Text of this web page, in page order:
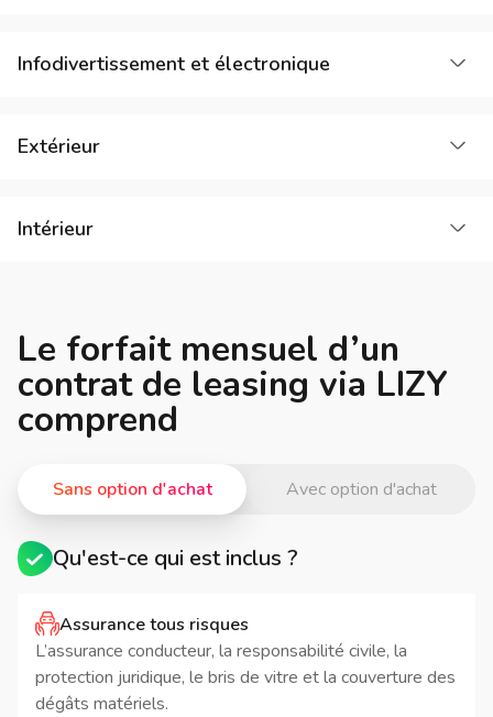
Infodivertissement et électronique
Extérieur
Intérieur
Le forfait mensuel d’un
contrat de leasing via LIZY
comprend
Avec option d'achat
Sans option d'achat
Qu'est-ce qui est inclus ?
Assurance tous risques
L’assurance conducteur, la responsabilité civile, la
protection juridique, le bris de vitre et la couverture des
dégâts matériels.